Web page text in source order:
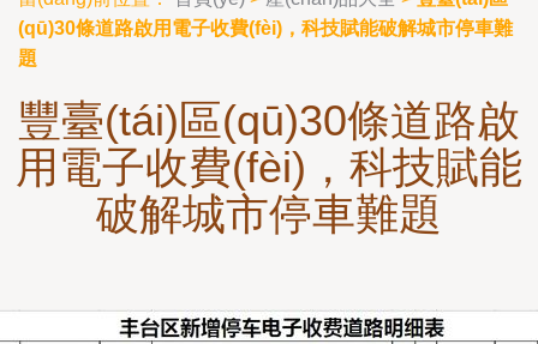
(qū)30條道路啟用電子收費(fèi)，科技賦能破解城市停車難
題
豐臺(tái)區(qū)30條道路啟
用電子收費(fèi)，科技賦能
破解城市停車難題